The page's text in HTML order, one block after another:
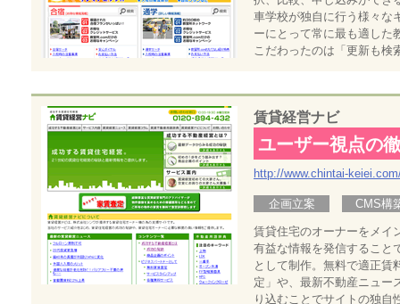
車学校が独自に行う様々な
ーにとって常に最も適した
こだわったのは「更新も検
賃貸経営ナビ
ユーザー視点の
http://www.chintai-
企画立案 CMS構
賃貸住宅のオーナーをメイ
有益な情報を発信すること
として制作。無料で適正賃
定」や、最新不動産ニュー
り込むことでサイトの独自